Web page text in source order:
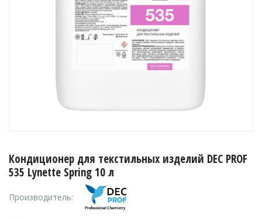
Кондиционер для текстильных изделий DEC PROF
535 Lynette Spring 10 л
Производитель: